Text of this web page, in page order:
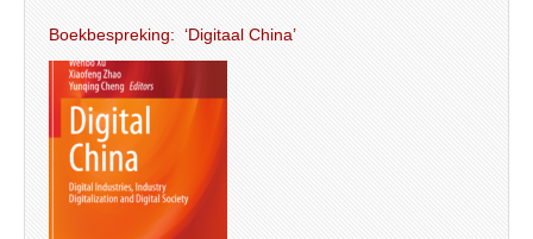
Boekbespreking: ‘Digitaal China’